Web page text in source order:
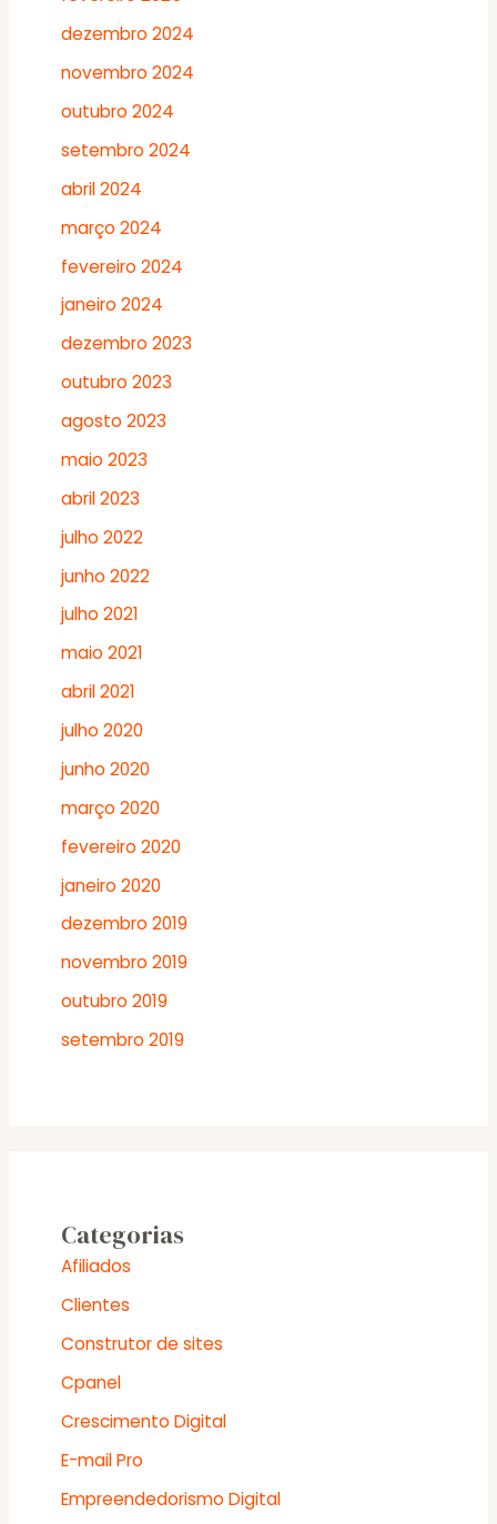
dezembro 2024
novembro 2024
outubro 2024
setembro 2024
abril 2024
março 2024
fevereiro 2024
janeiro 2024
dezembro 2023
outubro 2023
agosto 2023
maio 2023
abril 2023
julho 2022
junho 2022
julho 2021
maio 2021
abril 2021
julho 2020
junho 2020
março 2020
fevereiro 2020
janeiro 2020
dezembro 2019
novembro 2019
outubro 2019
setembro 2019
Categorias
Afiliados
Clientes
Construtor de sites
Cpanel
Crescimento Digital
E-mail Pro
Empreendedorismo Digital